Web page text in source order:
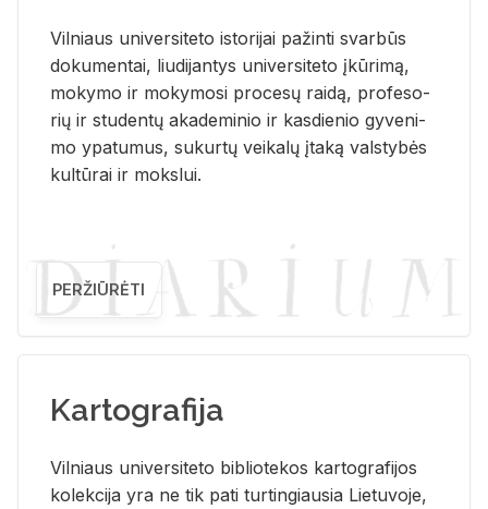
Vil­niaus uni­ver­si­te­to is­to­ri­jai pa­žin­ti svar­būs
do­ku­men­tai, liu­di­jan­tys uni­ver­si­te­to įkū­ri­mą,
mo­ky­mo ir mo­ky­mo­si pro­ce­sų rai­dą, pro­fe­so­
rių ir stu­den­tų aka­de­mi­nio ir kas­die­nio gy­ve­ni­
mo ypa­tu­mus, su­kur­tų vei­ka­lų įta­ką vals­ty­bės
kul­tū­rai ir moks­lui.
PERŽIŪRĖTI
Kartografija
Vil­niaus uni­ver­si­te­to bi­b­lio­te­kos kar­to­gra­fi­jos
ko­lek­ci­ja yra ne tik pati tur­tin­giau­sia Lie­tu­vo­je,